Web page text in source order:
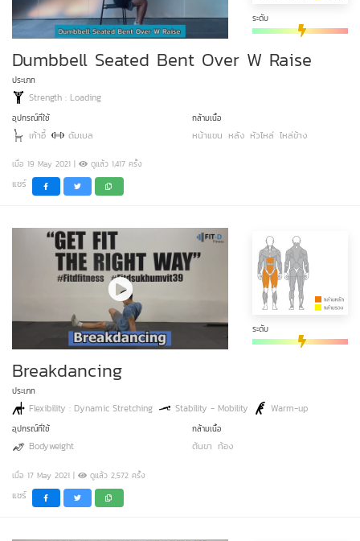
ระดับ
Dumbbell Seated Bent Over W Raise
ประเภท
Strength : Loading
อุปกรณ์ที่ใช้
เก้าอี้ ดัมเบล
กล้ามเนื้อ
หน้าแขน หลัง หัวไหล่ ไหล่ข้าง
เมื่อ 19 May 2021 | ดูแล้ว 1,417 ครั้ง
แชร์
ระดับ
Breakdancing
ประเภท
Flexibility : Dynamic Stretching Stability - Mobility Warm-up
อุปกรณ์ที่ใช้
Bodyweight
กล้ามเนื้อ
ต้นขา ท้อง
เมื่อ 17 May 2021 | ดูแล้ว 2,572 ครั้ง
แชร์